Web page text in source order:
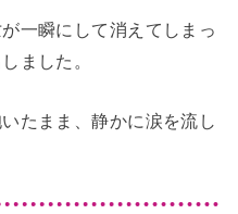
一瞬にして消えてしまっ
ました。
たまま、静かに涙を流し